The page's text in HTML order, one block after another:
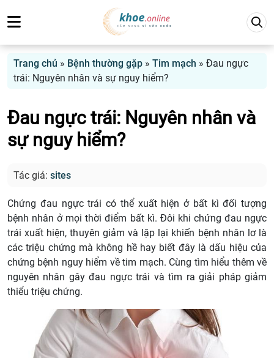
Trang chủ » Bệnh thường gặp » Tim mạch » Đau ngực
trái: Nguyên nhân và sự nguy hiểm?
Đau ngực trái: Nguyên nhân và
sự nguy hiểm?
Tác giả: sites
Chứng đau ngực trái có thể xuất hiện ở bất kì đối tượng
bệnh nhân ở mọi thời điểm bất kì. Đôi khi chứng đau ngực
trái xuất hiện, thuyên giảm và lặp lại khiến bệnh nhân lơ là
các triệu chứng mà không hề hay biết đây là dấu hiệu của
chứng bệnh nguy hiểm về tim mạch. Cùng tìm hiểu thêm về
nguyên nhân gây đau ngực trái và tìm ra giải pháp giảm
thiểu triệu chứng.